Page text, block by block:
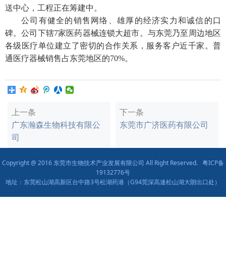
送中心，工程正在筹建中。
公司有健全的销售网络、雄厚的经济实力和诚信的口
碑。公司下辖7家医药器械连锁大超市。与东莞乃至周边地区
各级医疗单位建立了密切的合作关系，服务客户近千家。普
通医疗器械销售占东莞地区的70%。
上一条
广东瀚森生物科技有限公
司
下一条
东莞市广济医药有限公司
Copyright @ 2016 东莞市生物技术产业发展有限公司 All Right Reserved. 粤ICP备
19132776号
地址：东莞松山湖高新区台中路3号松湖药港（G94莞深高速松山湖大朗出口处）